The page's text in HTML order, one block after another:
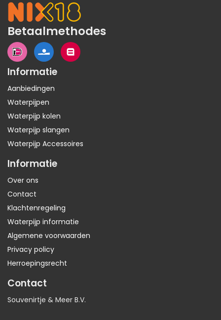
Betaalmethodes
Informatie
Aanbiedingen
Waterpijpen
Waterpijp kolen
Waterpijp slangen
Waterpijp Accessoires
Informatie
Over ons
Contact
Klachtenregeling
Waterpijp informatie
Algemene voorwaarden
Privacy policy
Herroepingsrecht
Contact
Souvenirtje & Meer B.V.